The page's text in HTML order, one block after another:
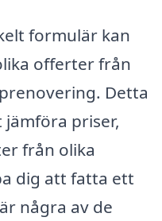
formulär kan
offerter från
Detta
priser,
från olika
dig att fatta ett
några av de